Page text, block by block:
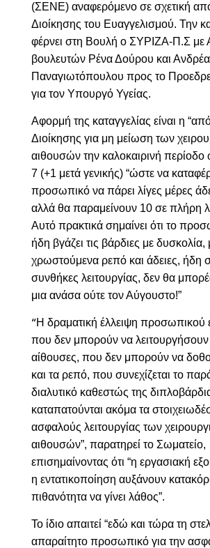
(ΣΕΝΕ) αναφερόμενο σε σχετική
Διοίκησης του Ευαγγελισμού. Την
φέρνει στη Βουλή ο ΣΥΡΙΖΑ-Π.Σ με
βουλευτών Ρένα Δούρου και Ανδρέα
Παναγιωτόπουλου προς το
για τον Υπουργό Υγείας.
Αφορμή της καταγγελίας είναι η “
Διοίκησης γιαμη μείωση των
αιθουσών την καλοκαιρινή περίοδο
7 (+1 μετά γενικής) “ώστε να
προσωπικό να πάρει λίγες μέρες
αλλά θα παραμείνουν 10 σε πλήρη
Αυτό πρακτικά σημαίνει ότι το
ήδη βγάζει τις βάρδιες με δυσκολία,
χρωστούμενα ρεπό και άδειες, ήδη
συνθήκες λειτουργίας, δεν θα
μια ανάσα ούτε τον Αύγουστο!”
“Η δραματική έλλειψη προσωπικού
που δεν μπορούν να λειτουργήσουν
αίθουσες, που δεν μπορούν να
και τα ρεπό, που συνεχίζεται το
διαλυτικό καθεστώς της
καταπατούνται ακόμα τα
ασφαλούς λειτουργίας των
αιθουσών”, παρατηρεί το Σωματείο,
επισημαίνοντας ότι “η εργασιακή
η εντατικοποίηση αυξάνουν
πιθανότητα να γίνει λάθος”.
Το ίδιο απαιτεί “εδώ και τώρα τη
απαραίτητο προσωπικό για την